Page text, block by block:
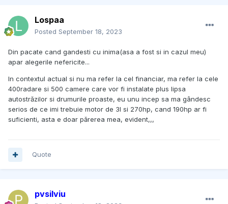
Lospaa
Posted September 18, 2023
Din pacate cand gandesti cu inima(asa a fost si in cazul meu)
apar alegerile nefericite...
In contextul actual si nu ma refer la cel financiar, ma refer la cele
400radare si 500 camere care vor fi instalate plus lipsa
autostrăzilor si drumurile proaste, eu unu incep sa ma gândesc
serios de ce imi trebuie motor de 3l si 270hp, cand 190hp ar fi
suficienti, asta e doar părerea mea, evident,,,
Quote
pvsilviu